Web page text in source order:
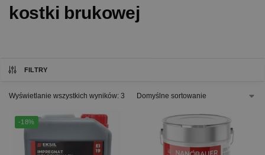
kostki brukowej
FILTRY
Wyświetlanie wszystkich wyników: 3
-18%